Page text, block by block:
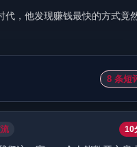
，他发现赚钱最快的方式竟
8 条短
10